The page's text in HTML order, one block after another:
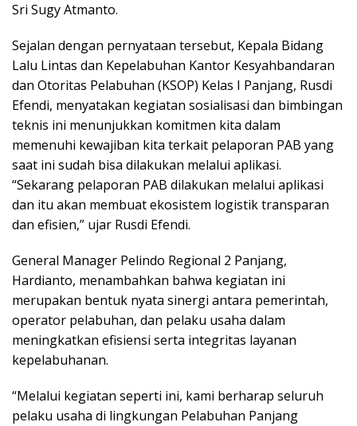
Sri Sugy Atmanto.
Sejalan dengan pernyataan tersebut, Kepala Bidang
Lalu Lintas dan Kepelabuhan Kantor Kesyahbandaran
dan Otoritas Pelabuhan (KSOP) Kelas I Panjang, Rusdi
Efendi, menyatakan kegiatan sosialisasi dan bimbingan
teknis ini menunjukkan komitmen kita dalam
memenuhi kewajiban kita terkait pelaporan PAB yang
saat ini sudah bisa dilakukan melalui aplikasi.
“Sekarang pelaporan PAB dilakukan melalui aplikasi
dan itu akan membuat ekosistem logistik transparan
dan efisien,” ujar Rusdi Efendi.
General Manager Pelindo Regional 2 Panjang,
Hardianto, menambahkan bahwa kegiatan ini
merupakan bentuk nyata sinergi antara pemerintah,
operator pelabuhan, dan pelaku usaha dalam
meningkatkan efisiensi serta integritas layanan
kepelabuhanan.
“Melalui kegiatan seperti ini, kami berharap seluruh
pelaku usaha di lingkungan Pelabuhan Panjang